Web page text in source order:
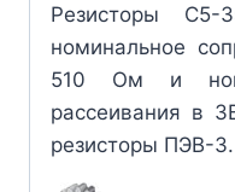
Резисторы С5-
номинальное
510 Ом и
рассеивания в
резисторы ПЭВ-3.